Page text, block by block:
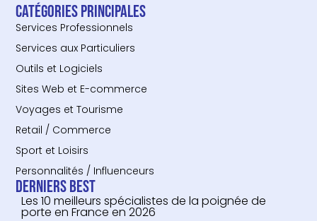
Catégories principales
Services Professionnels
Services aux Particuliers
Outils et Logiciels
Sites Web et E-commerce
Voyages et Tourisme
Retail / Commerce
Sport et Loisirs
Personnalités / Influenceurs
Derniers Best
Les 10 meilleurs spécialistes de la poignée de
porte en France en 2026